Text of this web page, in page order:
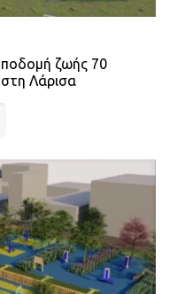
ζωής 70
στη Λάρισα